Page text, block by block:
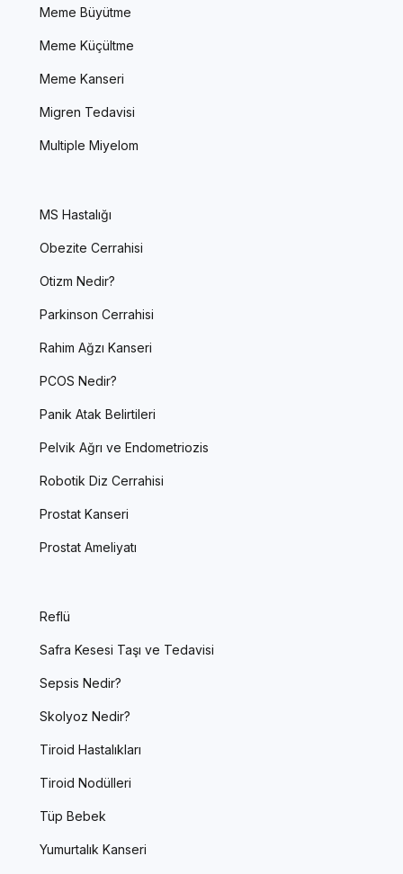
Meme Büyütme
Meme Küçültme
Meme Kanseri
Migren Tedavisi
Multiple Miyelom
MS Hastalığı
Obezite Cerrahisi
Otizm Nedir?
Parkinson Cerrahisi
Rahim Ağzı Kanseri
PCOS Nedir?
Panik Atak Belirtileri
Pelvik Ağrı ve Endometriozis
Robotik Diz Cerrahisi
Prostat Kanseri
Prostat Ameliyatı
Reflü
Safra Kesesi Taşı ve Tedavisi
Sepsis Nedir?
Skolyoz Nedir?
Tiroid Hastalıkları
Tiroid Nodülleri
Tüp Bebek
Yumurtalık Kanseri